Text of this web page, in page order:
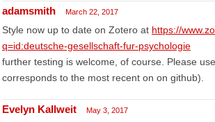
adamsmith March 22, 2017
Style now up to date on Zotero at https://
q=id:deutsche-gesellschaft-fur-psychologie
further testing is welcome, of course. Please
corresponds to the most recent on on github).
Evelyn Kallweit May 3, 2017